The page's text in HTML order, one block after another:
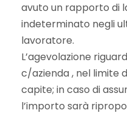
avuto un rapporto di
indeterminato negli
lavoratore.
L’agevolazione
c/azienda , nel limite
capite; in caso di
l’importo sarà